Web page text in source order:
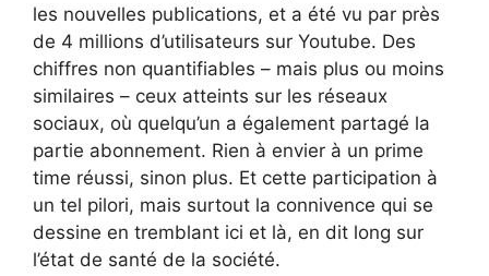
les nouvelles publications, et a été vu par près
de 4 millions d’utilisateurs sur Youtube. Des
chiffres non quantifiables – mais plus ou moins
similaires – ceux atteints sur les réseaux
sociaux, où quelqu’un a également partagé la
partie abonnement. Rien à envier à un prime
time réussi, sinon plus. Et cette participation à
un tel pilori, mais surtout la connivence qui se
dessine en tremblant ici et là, en dit long sur
l’état de santé de la société.